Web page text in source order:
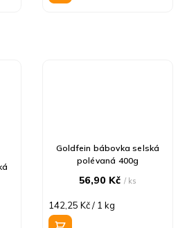
Goldfein bábovka selská
polévaná 400g
56,90 Kč/ ks
Měrná
cena:
142,25 Kč / 1 kg